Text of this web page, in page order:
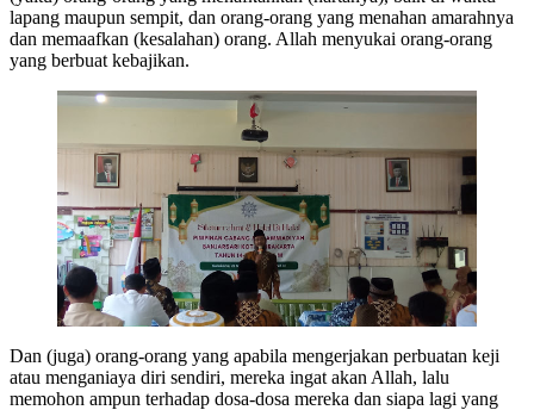
lapang maupun sempit, dan orang-orang yang menahan amarahnya
dan memaafkan (kesalahan) orang. Allah menyukai orang-orang
yang berbuat kebajikan.
Dan (juga) orang-orang yang apabila mengerjakan perbuatan keji
atau menganiaya diri sendiri, mereka ingat akan Allah, lalu
memohon ampun terhadap dosa-dosa mereka dan siapa lagi yang